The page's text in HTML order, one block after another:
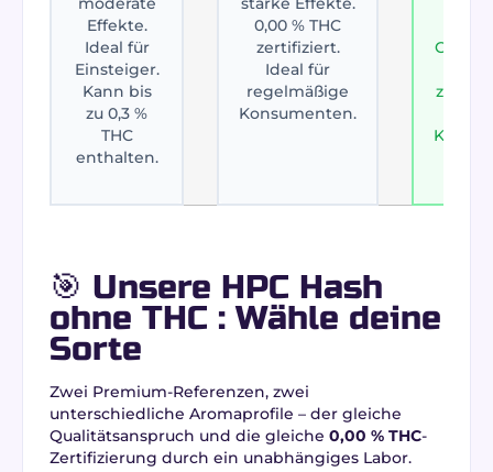
Effekte.
Ideal für
Einsteiger.
Kann bis
zu 0,3 %
THC
enthalten.
0,00 % THC
zertifiziert.
Ideal für
regelmäßige
Konsumenten.
🎯 Unsere HPC Hash
ohne THC : Wähle deine
Sorte
Zwei Premium-Referenzen, zwei
unterschiedliche Aromaprofile – der gleiche
Qualitätsanspruch und die gleiche 0,00 % THC-
Zertifizierung durch ein unabhängiges Labor.